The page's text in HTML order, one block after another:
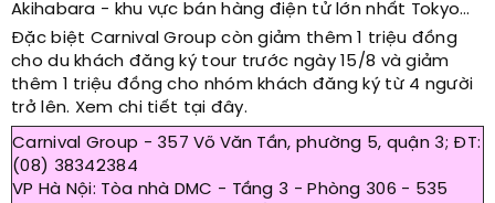
Akihabara - khu vực bán hàng điện tử lớn nhất Tokyo…
Đặc biệt Carnival Group còn giảm thêm 1 triệu đồng
cho du khách đăng ký tour trước ngày 15/8 và giảm
thêm 1 triệu đồng cho nhóm khách đăng ký từ 4 người
trở lên. Xem chi tiết tại đây.
Carnival Group - 357 Võ Văn Tần, phường 5, quận 3; ĐT:
(08) 38342384
VP Hà Nội: Tòa nhà DMC - Tầng 3 - Phòng 306 - 535